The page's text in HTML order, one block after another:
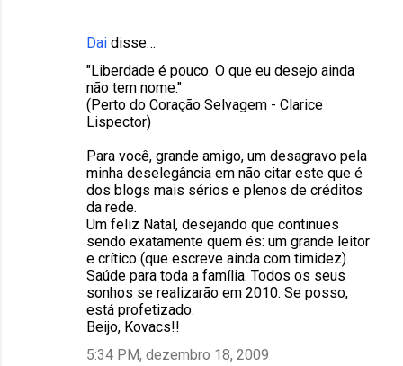
Dai disse…
"Liberdade é pouco. O que eu desejo ainda
não tem nome."
(Perto do Coração Selvagem - Clarice
Lispector)
Para você, grande amigo, um desagravo pela
minha deselegância em não citar este que é
dos blogs mais sérios e plenos de créditos
da rede.
Um feliz Natal, desejando que continues
sendo exatamente quem és: um grande leitor
e crítico (que escreve ainda com timidez).
Saúde para toda a família. Todos os seus
sonhos se realizarão em 2010. Se posso,
está profetizado.
Beijo, Kovacs!!
5:34 PM, dezembro 18, 2009